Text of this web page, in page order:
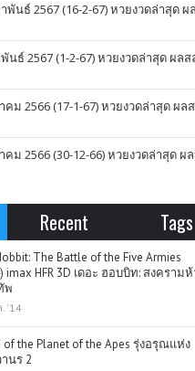
พันธ์ 2567 (16-2-67) หวยงวดล่าสุด
นธ์ 2567 (1-2-67) หวยงวดล่าสุด ผล
ม 2566 (17-1-67) หวยงวดล่าสุด ผล
ม 2566 (30-12-66) หวยงวดล่าสุด ผ
Recent Tags
The Battle of the Five Armies
imax HFR 3D เดอะ ฮอบบิท: สงครามห้
พ
'14
of the Planet of the Apes รุ่งอรุณแห่ง
นร 2